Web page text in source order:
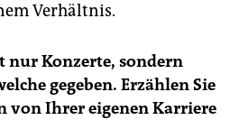
Verhältnis.
nur Konzerte, sondern
gegeben. Erzählen Sie
von Ihrer eigenen Karriere